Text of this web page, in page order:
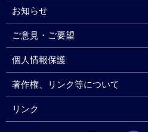
お知らせ
ご意見・ご要望
個人情報保護
著作権、リンク等について
リンク